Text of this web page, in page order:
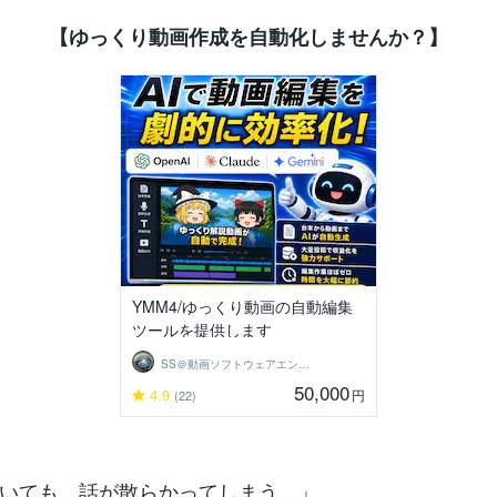
【ゆっくり動画作成を自動化しませんか？】
YMM4/ゆっくり動画の自動編集
ツールを提供します
4.9 (22) 50,000円
ても、話が散らかってしまう…」